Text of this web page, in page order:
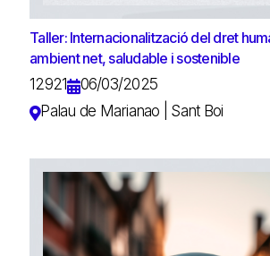
Taller: Internacionalització del dret
ambient net, saludable i sostenible
12921
06/03/2025
Palau de Marianao | Sant Boi